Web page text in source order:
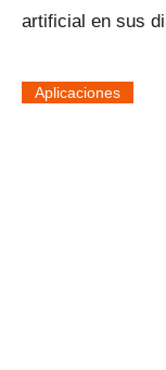
artificial en sus
Aplicaciones